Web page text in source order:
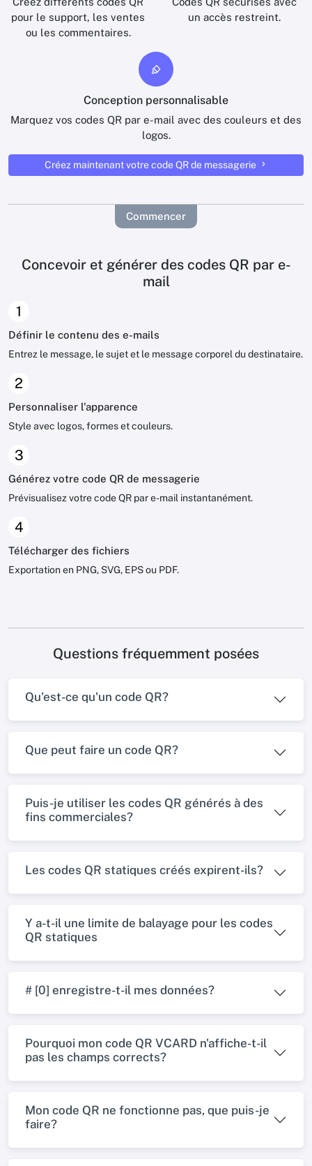
pour le support, les ventes
ou les commentaires.
un accès restreint.
Conception personnalisable
Marquez vos codes QR par e-mail avec des couleurs et des
logos.
Créez maintenant votre code QR de messagerie
Commencer
Concevoir et générer des codes QR par e-
mail
1
Définir le contenu des e-mails
Entrez le message, le sujet et le message corporel du destinataire.
2
Personnaliser l'apparence
Style avec logos, formes et couleurs.
3
Générez votre code QR de messagerie
Prévisualisez votre code QR par e-mail instantanément.
4
Télécharger des fichiers
Exportation en PNG, SVG, EPS ou PDF.
Questions fréquemment posées
Qu'est-ce qu'un code QR?
Que peut faire un code QR?
Puis-je utiliser les codes QR générés à des
fins commerciales?
Les codes QR statiques créés expirent-ils?
Y a-t-il une limite de balayage pour les codes
QR statiques
# [0] enregistre-t-il mes données?
Pourquoi mon code QR VCARD n'affiche-t-il
pas les champs corrects?
Mon code QR ne fonctionne pas, que puis-je
faire?